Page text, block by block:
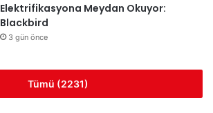
Elektrifikasyona Meydan Okuyor:
Blackbird
3 gün önce
Tümü (2231)